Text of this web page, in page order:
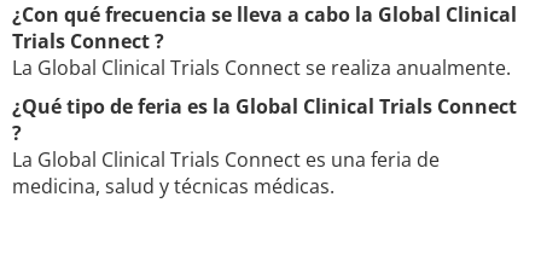
¿Con qué frecuencia se lleva a cabo la Global Clinical
Trials Connect ?
La Global Clinical Trials Connect se realiza anualmente.
¿Qué tipo de feria es la Global Clinical Trials Connect
?
La Global Clinical Trials Connect es una feria de
medicina, salud y técnicas médicas.